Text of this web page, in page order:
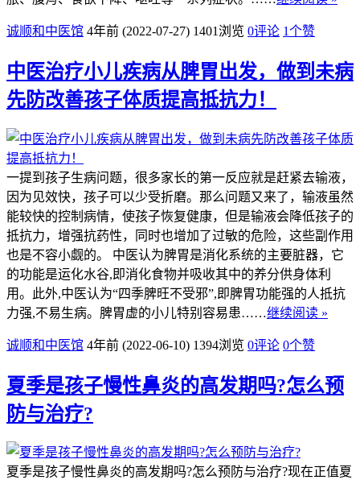
诚顺和中医馆 4年前 (2022-07-27) 1401浏览 0评论 1个赞
中医治疗小儿疾病从脾胃出发，做到未病
先防改善孩子体质提高抵抗力！
一提到孩子生病问题，很多家长的第一反应就是赶紧去输液，
因为见效快，孩子可以少受折磨。那么问题又来了，输液虽然
能较快的控制病情，使孩子恢复健康，但是输液会降低孩子的
抵抗力，增强抗药性，同时也增加了过敏的危险，这些副作用
也是不容小觑的。 中医认为脾胃是消化系统的主要脏器，它
的功能是运化水谷,即消化食物并吸收其中的养分供身体利
用。此外,中医认为“四季脾旺不受邪”,即脾胃功能强的人抵抗
力强,不易生病。脾胃虚的小儿特别容易患……继续阅读 »
诚顺和中医馆 4年前 (2022-06-10) 1394浏览 0评论 0个赞
夏季是孩子慢性鼻炎的高发期吗?怎么预
防与治疗?
夏季是孩子慢性鼻炎的高发期吗?怎么预防与治疗?现在正值夏